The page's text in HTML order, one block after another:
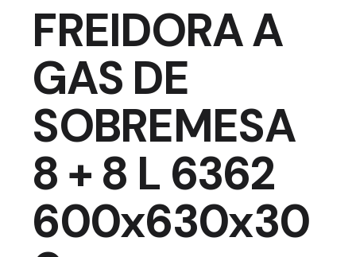
FREIDORA A
GAS DE
SOBREMESA
8 + 8 L 6362
600x630x30